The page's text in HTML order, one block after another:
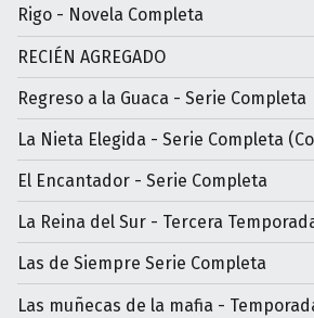
Rigo - Novela Completa
RECIÉN AGREGADO
Regreso a la Guaca - Serie Completa
La Nieta Elegida - Serie Completa
El Encantador - Serie Completa
La Reina del Sur - Tercera
Las de Siempre Serie Completa
Las muñecas de la mafia -